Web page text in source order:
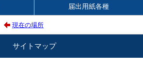
届出用紙各種
現在の場所
サイトマップ